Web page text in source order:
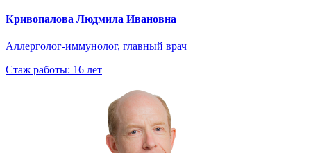
Кривопалова Людмила Ивановна
Аллерголог-иммунолог, главный врач
Стаж работы: 16 лет